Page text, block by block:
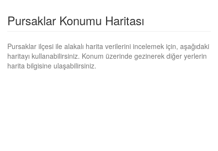
Pursaklar Konumu Haritası
Pursaklar ilçesi ile alakalı harita verilerini incelemek için, aşağıdaki
haritayı kullanabilirsiniz. Konum üzerinde gezinerek diğer yerlerin
harita bilgisine ulaşabilirsiniz.